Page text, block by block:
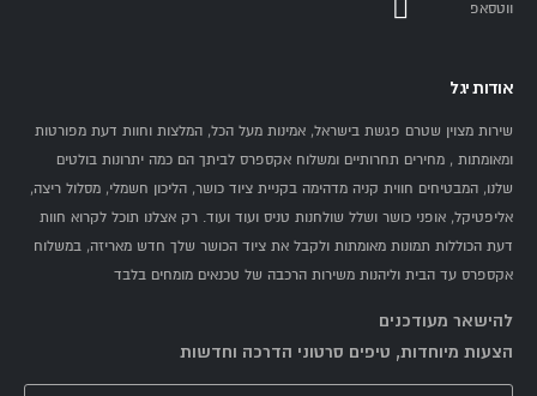
ווטסאפ
אודות יגל
שירות מצוין שטרם פגשת בישראל, אמינות מעל הכל, המלצות וחוות דעת מפורטות
ומאומתות , מחירים תחרותיים ומשלוח אקספרס לביתך הם כמה יתרונות בולטים
שלנו, המבטיחים חווית קניה מדהימה בקניית ציוד כושר, הליכון חשמלי, מסלול ריצה,
אליפטיקל, אופני כושר ושלל שולחנות טניס ועוד ועוד. רק אצלנו תוכל לקרוא חוות
דעת הכוללות תמונות מאומתות ולקבל את ציוד הכושר שלך חדש מאריזה, במשלוח
אקספרס עד הבית וליהנות משירות הרכבה של טכנאים מומחים בלבד
להישאר מעודכנים
הצעות מיוחדות, טיפים סרטוני הדרכה וחדשות